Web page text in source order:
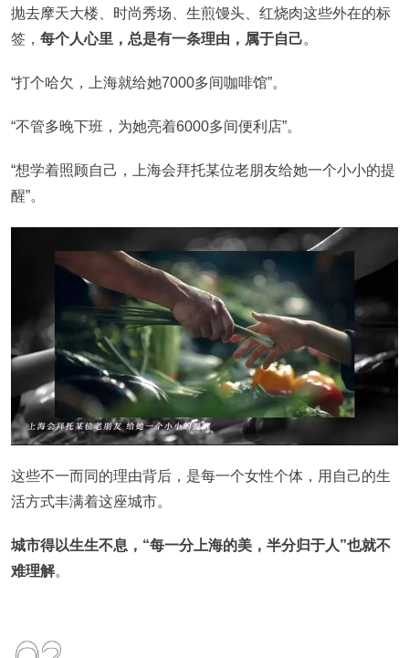
抛去摩天大楼、时尚秀场、生煎馒头、红烧肉这些外在的标
签， 每个人心里，总是有一条理由，属于自己。
“打个哈欠，上海就给她7000多间咖啡馆”。
“不管多晚下班，为她亮着6000多间便利店”。
“想学着照顾自己，上海会拜托某位老朋友给她一个小小的提
醒”。
这些不一而同的理由背后，是每一个女性个体，用自己的生
活方式丰满着这座城市。
城市得以生生不息，“每一分上海的美，半分归于人”也就不
难理解。